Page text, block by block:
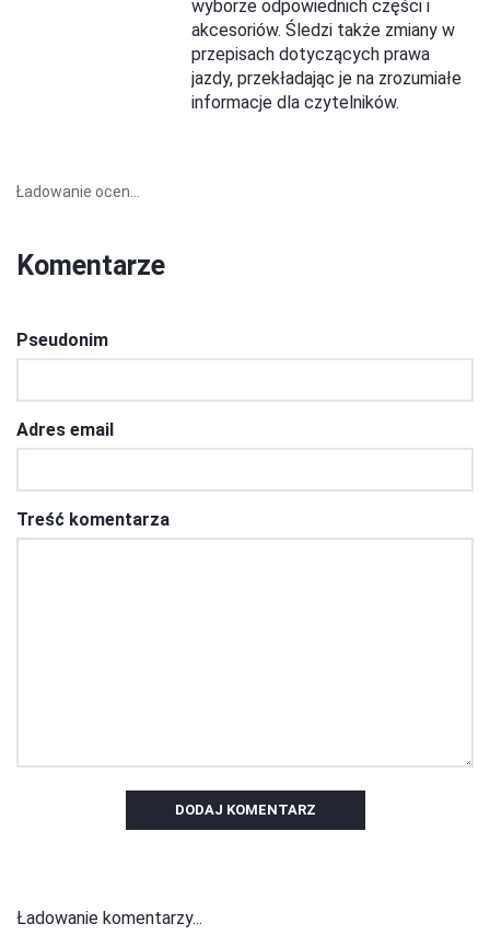
wyborze odpowiednich części i
akcesoriów. Śledzi także zmiany w
przepisach dotyczących prawa
jazdy, przekładając je na zrozumiałe
informacje dla czytelników.
Ładowanie ocen...
Komentarze
Pseudonim
Adres email
Treść komentarza
DODAJ KOMENTARZ
Ładowanie komentarzy...